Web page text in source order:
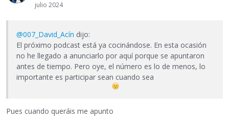
julio 2024
@007_David_Acín dijo:
El próximo podcast está ya cocinándose. En esta ocasión
no he llegado a anunciarlo por aquí porque se apuntaron
antes de tiempo. Pero oye, el número es lo de menos, lo
importante es participar sean cuando sea
Pues cuando queráis me apunto